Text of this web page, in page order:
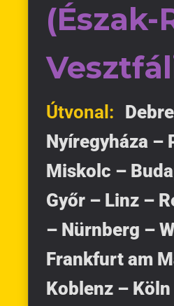
(Észak-
Útvonal:
Nyíregyháza –
Miskolc –
Győr – Linz –
– Nürnberg –
Frankfurt am
Koblenz –